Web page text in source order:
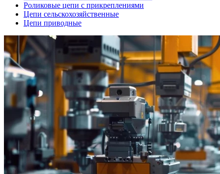
Роликовые цепи с прикреплениями
Цепи сельскохозяйственные
Цепи приводные